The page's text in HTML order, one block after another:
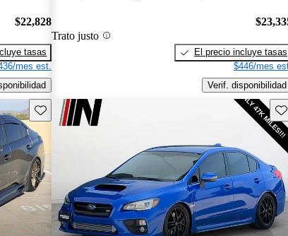
$22,828
tasas
mes est.
Trato justo
El precio incluye tasas
$446/mes
Verif. disponibilidad
Guarda este Aviso